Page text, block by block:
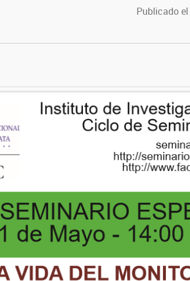
Publicado